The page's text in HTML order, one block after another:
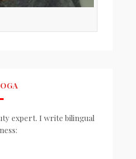
expert. I write bilingual